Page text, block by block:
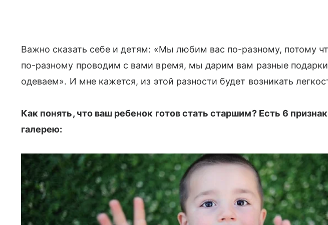
Важно сказать себе и детям: «Мы любим вас по-разному, потому
по-разному проводим с вами время, мы дарим вам разные
одеваем». И мне кажется, из этой разности будет возникать
Как понять, что ваш ребенок готов стать старшим? Есть 6
галерею: